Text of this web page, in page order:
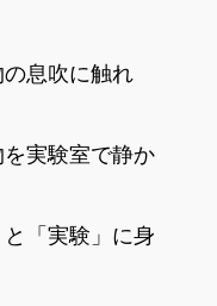
息吹に触れ
実験室で静か
「実験」に身